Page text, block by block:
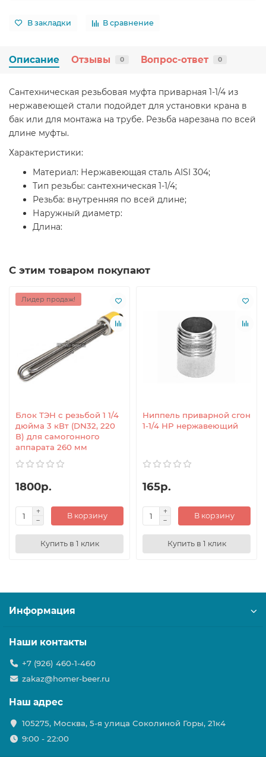
В закладки В сравнение
Описание Отзывы 0 Вопрос-ответ 0
Сантехническая резьбовая муфта приварная 1-1/4 из
нержавеющей стали подойдет для установки крана в
бак или для монтажа на трубе. Резьба нарезана по всей
длине муфты.
Характеристики:
Материал: Нержавеющая сталь AISI 304;
Тип резьбы: сантехническая 1-1/4;
Резьба: внутренняя по всей длине;
Наружный диаметр:
Длина:
С этим товаром покупают
Лидер продаж!
Блок ТЭН с резьбой 1 1/4
дюйма 3 кВт (DN32, 220
В) для самогонного
аппарата 260 мм
1800р.
В корзину
Купить в 1 клик
Ниппель приварной сгон
1-1/4 НР нержавеющий
165р.
В корзину
Купить в 1 клик
Информация
Наши контакты
+7 (926) 460-1-460
zakaz@homer-beer.ru
Наш адрес
105275, Москва, 5-я улица Соколиной Горы, 21к4
9:00 - 22:00